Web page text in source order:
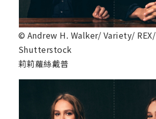
© Andrew H. Walker/ Variety/ REX/
Shutterstock
莉莉蘿絲戴普